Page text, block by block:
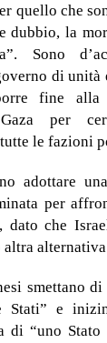
quello che
dubbio, la
Sono
di unità
fine
per
le fazioni
adottare
per
dato che
alternativa
smettano
Stati” e
di “uno Stato